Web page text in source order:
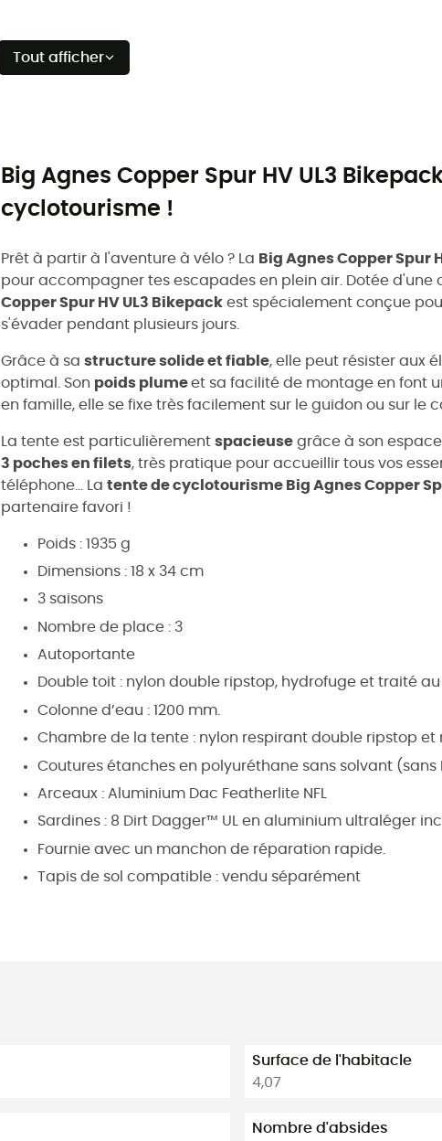
Tout afficher
Big Agnes Copper Spur HV UL3
cyclotourisme !
Prêt à partir à l'aventure à vélo ? La Big Agnes Copper Spur
pour accompagner tes escapades en plein air. Dotée
Copper Spur HV UL3 Bikepack est spécialement conçue
s'évader pendant plusieurs jours.
Grâce à sa structure solide et fiable, elle peut résister aux
optimal. Son poids plumeet sa facilité de montage en font
en famille, elle se fixe très facilement sur le guidon ou sur le
La tente est particulièrement spacieuse grâce à son
3 poches en filets, très pratique pour accueillir tous vos
téléphone… La tente de cyclotourisme Big Agnes Copper
partenaire favori !
Poids : 1935 g
Dimensions : 18 x 34 cm
3 saisons
Nombre de place : 3
Autoportante
Double toit : nylon double ripstop, hydrofuge et traité
Colonne d’eau : 1200 mm.
Chambre de la tente : nylon respirant double ripstop et
Coutures étanches en polyuréthane sans solvant (sans
Arceaux : Aluminium Dac Featherlite NFL
Sardines : 8 Dirt Dagger™ UL en aluminium ultraléger
Fournie avec un manchon de réparation rapide.
Tapis de sol compatible : vendu séparément
Surface de l'habitacle
4,07
Nombre d'absides